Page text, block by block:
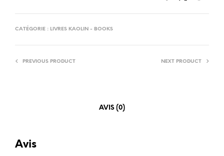
CATÉGORIE : LIVRES KAOLIN - BOOKS
PREVIOUS PRODUCT NEXT PRODUCT
AVIS (0)
Avis